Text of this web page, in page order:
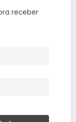
receber